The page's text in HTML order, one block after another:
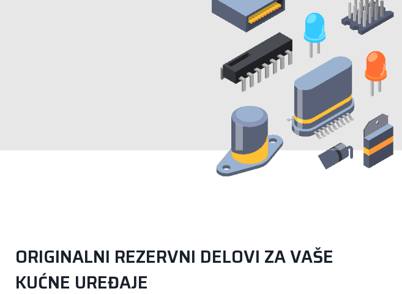
ORIGINALNI REZERVNI DELOVI ZA VAŠE
KUĆNE UREĐAJE